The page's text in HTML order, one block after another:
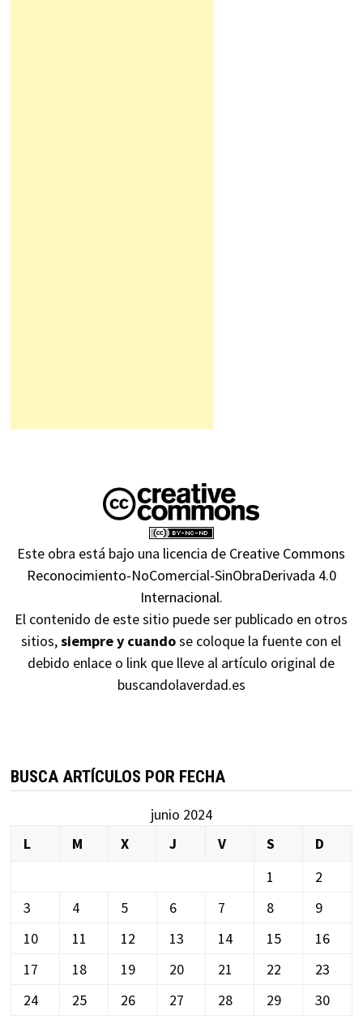
Este obra está bajo una licencia de Creative Commons
Reconocimiento-NoComercial-SinObraDerivada 4.0
Internacional.
El contenido de este sitio puede ser publicado en otros
sitios,siempre y cuandose coloque la fuente con el
debido enlace o link que lleve al artículo original de
buscandolaverdad.es
BUSCA ARTÍCULOS POR FECHA
junio 2024
L
M X J V S
D
1
2
3
4 5 6 7 8
9
10
11 12 13 14 15
16
17
18 19 20 21 22
23
24
25 26 27 28 29 30